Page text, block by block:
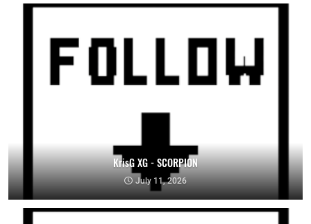
KrisG XG - SCORPION
July 11, 2026